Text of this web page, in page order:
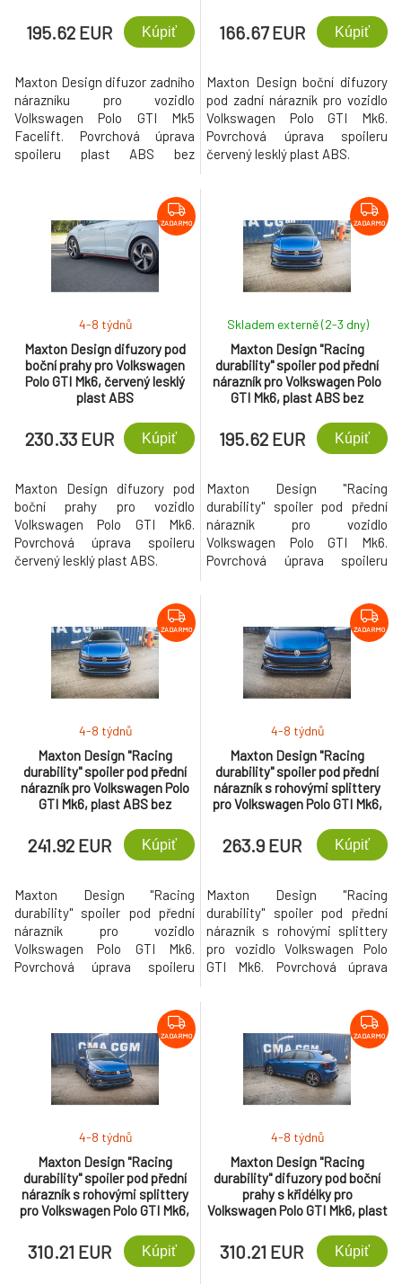
195.62 EUR Kúpiť
Maxton Design difuzor zadního
nárazníku pro vozidlo
Volkswagen Polo GTI Mk5
Facelift. Povrchová úprava
spoileru plast ABS bez
166.67 EUR Kúpiť
Maxton Design boční difuzory
pod zadní nárazník pro vozidlo
Volkswagen Polo GTI Mk6.
Povrchová úprava spoileru
červený lesklý plast ABS.
ZADARMO
Maxton Design difuzory pod
boční prahy pro Volkswagen
Polo GTI Mk6, červený lesklý
plast ABS
4-8 týdnů
230.33 EUR Kúpiť
Maxton Design difuzory pod
boční prahy pro vozidlo
Volkswagen Polo GTI Mk6.
Povrchová úprava spoileru
červený lesklý plast ABS.
ZADARMO
Maxton Design "Racing
durability" spoiler pod přední
nárazník pro Volkswagen Polo
GTI Mk6, plast ABS bez
Skladem externě (2-3 dny)
195.62 EUR Kúpiť
Maxton Design "Racing
durability" spoiler pod přední
nárazník pro vozidlo
Volkswagen Polo GTI Mk6.
Povrchová úprava spoileru
ZADARMO
Maxton Design "Racing
durability" spoiler pod přední
nárazník pro Volkswagen Polo
GTI Mk6, plast ABS bez
linkou
4-8 týdnů
241.92 EUR Kúpiť
Maxton Design "Racing
durability" spoiler pod přední
nárazník pro vozidlo
Volkswagen Polo GTI Mk6.
Povrchová úprava spoileru
ZADARMO
Maxton Design "Racing
durability" spoiler pod přední
nárazník s rohovými splittery
pro Volkswagen Polo GTI Mk6,
úpravy
4-8 týdnů
263.9 EUR Kúpiť
Maxton Design "Racing
durability" spoiler pod přední
nárazník s rohovými splittery
pro vozidlo Volkswagen Polo
GTI Mk6. Povrchová úprava
ZADARMO
Maxton Design "Racing
durability" spoiler pod přední
nárazník s rohovými splittery
pro Volkswagen Polo GTI Mk6,
úpravy, s červenou linkou
4-8 týdnů
310.21 EUR Kúpiť
ZADARMO
Maxton Design "Racing
durability" difuzory pod boční
prahy s křidélky pro
Volkswagen Polo GTI Mk6, plast
červenou linkou
4-8 týdnů
310.21 EUR Kúpiť